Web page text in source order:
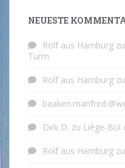
NEUESTE
Rolf aus Hamburg zu
Turm
Rolf aus Hamburg zu
Dirk D. zu Liège-Bol
Rolf aus Hamburg zu